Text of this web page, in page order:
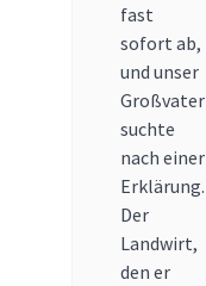
fast
sofort ab,
und unser
Großvater
suchte
nach einer
Erklärung.
Der
Landwirt,
den er